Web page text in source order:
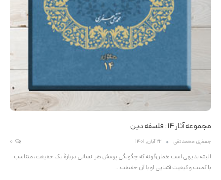
مجموعه آثار ۱۴: فلسفه دین
جعفری محمدتقی 22 آبان, 1401
البته بدیهى است همان‌گونه که چگونگى پرسش هر انسانى دربارۀ یک حقیقت، متناسب
با کمیت و کیفیت آشنایى او با آن حقیقت…